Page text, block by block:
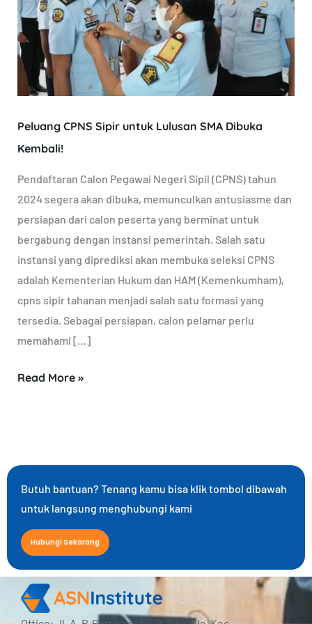
Peluang CPNS Sipir untuk Lulusan SMA Dibuka
Kembali!
Pendaftaran Calon Pegawai Negeri Sipil (CPNS) tahun
2024 segera akan dibuka, memunculkan antusiasme dan
persiapan dari calon peserta yang berminat untuk
bergabung dengan instansi pemerintah. Salah satu
instansi yang diprediksi akan membuka seleksi CPNS
adalah Kementerian Hukum dan HAM (Kemenkumham),
cpns sipir tahanan menjadi salah satu formasi yang
tersedia. Sebagai persiapan, calon pelamar perlu
memahami […]
Lulusan
SMA
Dibuka
Kembali!
Read More »
Butuh bantuan? Tenang kamu bisa klik tombol dibawah
untuk langsung menghubungi kami
Hubungi Sekarang